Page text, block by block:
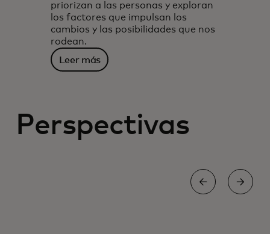
priorizan a las personas y exploran
los factores que impulsan los
cambios y las posibilidades que nos
rodean.
Leer más
Perspectivas